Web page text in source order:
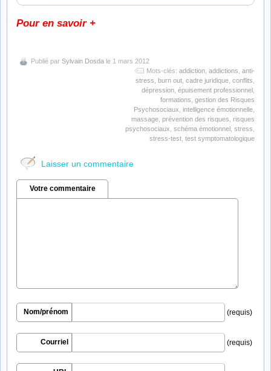
Pour en savoir +
Publié par Sylvain Dosda le 1 mars 2012
Mots-clés: addiction addictions anti-
stress burn out cadre juridique conflits
dépression épuisement professionnel
formations gestion des Risques
Psychosociaux intelligence émotionnelle
massage prévention des risques risques
psychosociaux schéma émotionnel stress
stress-test test symptomatologique
Laisser un commentaire
Votre commentaire
Nom/prénom (requis)
Courriel (requis)